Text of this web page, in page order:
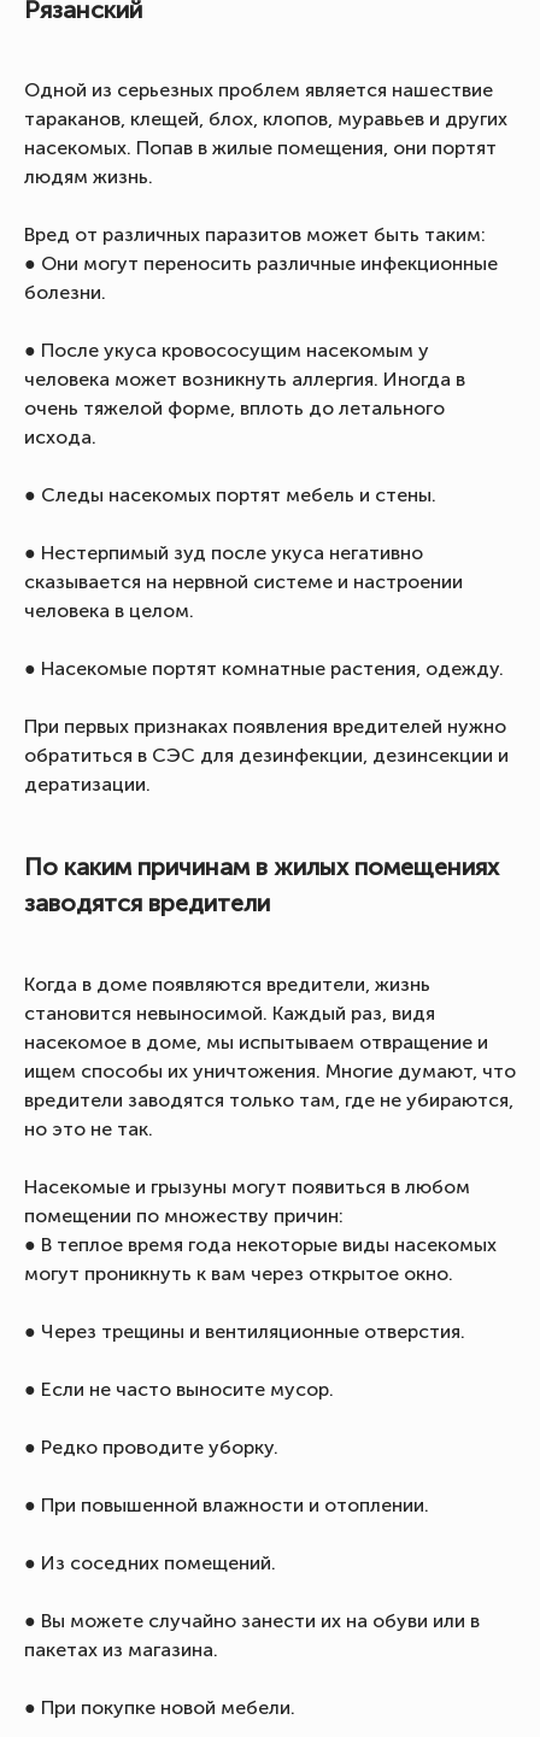
Рязанский
Одной из серьезных проблем является нашествие
тараканов, клещей, блох, клопов, муравьев и других
насекомых. Попав в жилые помещения, они портят
людям жизнь.
Вред от различных паразитов может быть таким:
● Они могут переносить различные инфекционные
болезни.
● После укуса кровососущим насекомым у
человека может возникнуть аллергия. Иногда в
очень тяжелой форме, вплоть до летального
исхода.
● Следы насекомых портят мебель и стены.
● Нестерпимый зуд после укуса негативно
сказывается на нервной системе и настроении
человека в целом.
● Насекомые портят комнатные растения, одежду.
При первых признаках появления вредителей нужно
обратиться в СЭС для дезинфекции, дезинсекции и
дератизации.
По каким причинам в жилых помещениях
заводятся вредители
Когда в доме появляются вредители, жизнь
становится невыносимой. Каждый раз, видя
насекомое в доме, мы испытываем отвращение и
ищем способы их уничтожения. Многие думают, что
вредители заводятся только там, где не убираются,
но это не так.
Насекомые и грызуны могут появиться в любом
помещении по множеству причин:
● В теплое время года некоторые виды насекомых
могут проникнуть к вам через открытое окно.
● Через трещины и вентиляционные отверстия.
● Если не часто выносите мусор.
● Редко проводите уборку.
● При повышенной влажности и отоплении.
● Из соседних помещений.
● Вы можете случайно занести их на обуви или в
пакетах из магазина.
● При покупке новой мебели.